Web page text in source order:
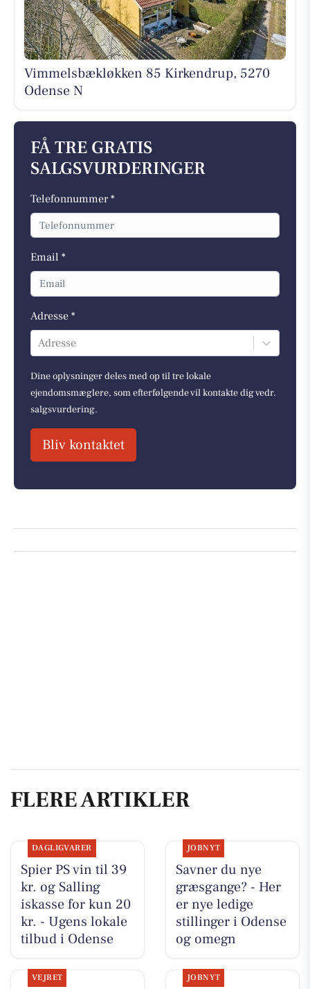
Vimmelsbækløkken 85 Kirkendrup, 5270
Odense N
FÅ TRE GRATIS
SALGSVURDERINGER
Telefonnummer *
Email *
Adresse *
Adresse
Dine oplysninger deles med op til tre lokale
ejendomsmæglere, som efterfølgende vil kontakte dig vedr.
salgsvurdering.
Bliv kontaktet
FLERE ARTIKLER
DAGLIGVARER
Spier PS vin til 39
kr. og Salling
iskasse for kun 20
kr. - Ugens lokale
tilbud i Odense
JOBNYT
Savner du nye
græsgange? - Her
er nye ledige
stillinger i Odense
og omegn
VEJRET JOBNYT